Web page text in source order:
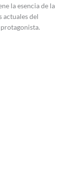
la esencia de la
actuales del